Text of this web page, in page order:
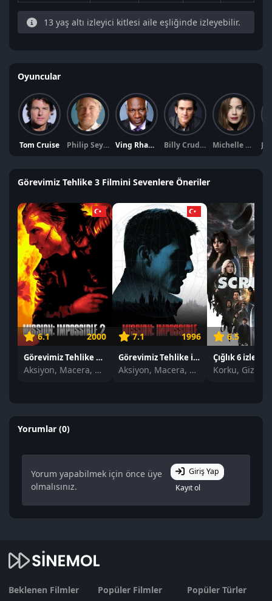
13 yaş altı izleyici kitlesi aile eşliğinde izleyebilir.
Oyuncular
Tom Cruise Philip Seymour Hoffman Ving Rhames Billy Crudup Michelle Monaghan
Görevimiz Tehlike 3 Filmini Sevenlere Öneriler
6.1 2000
Görevimiz Tehlike 2 izle
Aksiyon, Macera, Gerilim
7.1 1996
Görevimiz Tehlike izle
Aksiyon, Macera, Gerilim
6.5
Çığlık 6 izle
Yorumlar (0)
Yorum yapabilmek için önce üye
olmalısınız.
Giriş Yap
Kayıt ol
Beklenen Filmler
Popüler Filmler
Popüler Türler